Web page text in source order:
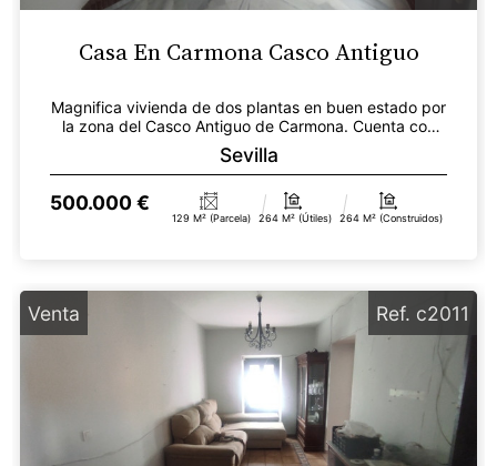
Casa En Carmona Casco Antiguo
Magnifica vivienda de dos plantas en buen estado por
la zona del Casco Antiguo de Carmona. Cuenta con
129...
Sevilla
500.000 €
129 M² (parcela) 264 M² (útiles) 264 M² (construidos)
Venta Ref. c2011